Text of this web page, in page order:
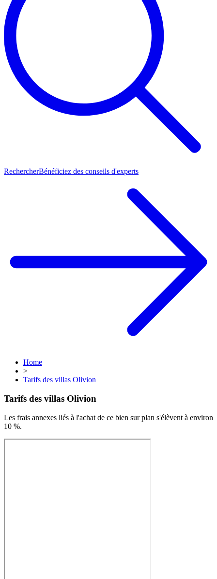
RechercherBénéficiez des conseils d'experts
Home
>
Tarifs des villas Olivion
Tarifs des villas Olivion
Les frais annexes liés à l'achat de ce bien sur plan s'élèvent à environ
10 %.